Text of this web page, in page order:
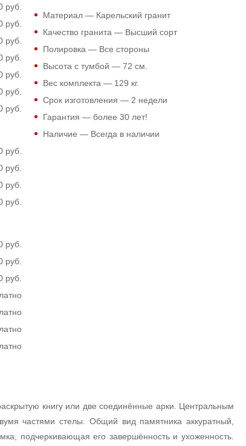
руб.
руб.
руб.
руб.
руб.
руб.
руб.
руб.
руб.
руб.
руб.
руб.
руб.
руб.
Материал — Карельский гранит
Качество гранита — Высший сорт
Полировка — Все стороны
Высота с тумбой — 72 см.
Вес комплекта — 129 кг.
Срок изготовления — 2 недели
Гарантия — более 30 лет!
Наличие — Всегда в наличии
книгу или две соединённые арки. Центральным
частями стелы. Общий вид памятника аккуратный,
подчеркивающая его завершённость и ухоженность.